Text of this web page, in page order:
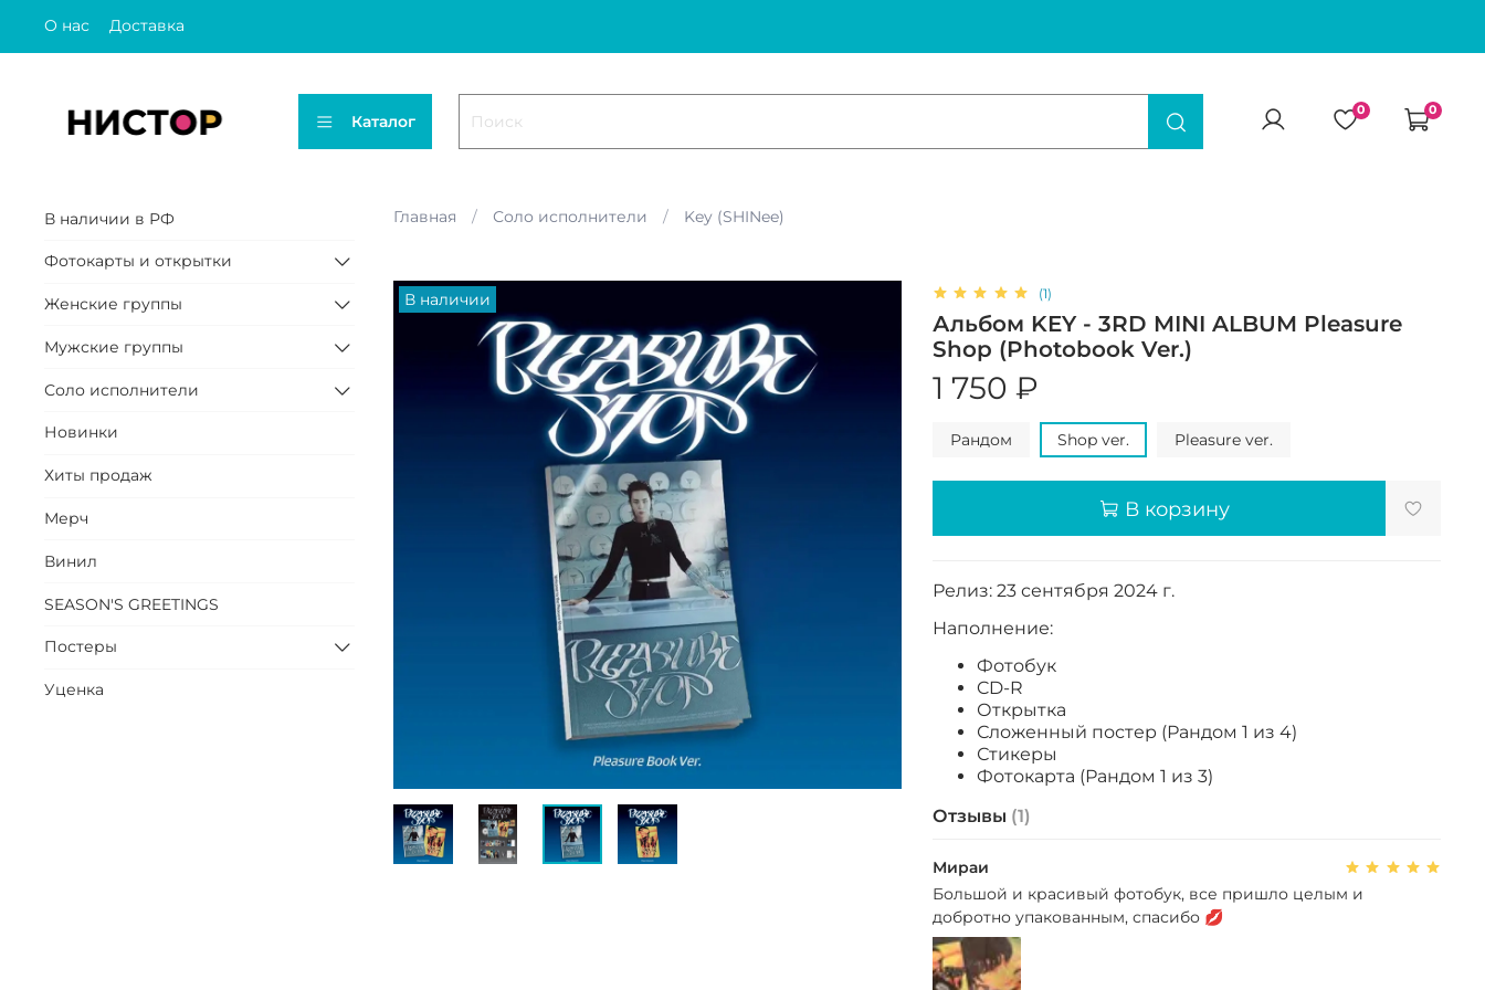
О нас Доставка
Каталог
0 0
Главная Соло исполнители Key (SHINee)
В наличии (1)
Альбом KEY - 3RD MINI ALBUM Pleasure
Shop (Photobook Ver.)
1 750 ₽
Рандом Shop ver. Pleasure ver.
В корзину
Релиз: 23 сентября 2024 г.
Наполнение:
Фотобук
CD-R
Открытка
Сложенный постер (Рандом 1 из 4)
Стикеры
Фотокарта (Рандом 1 из 3)
Отзывы (1)
Мираи
Большой и красивый фотобук, все пришло целым и
добротно упакованным, спасибо 💋
В наличии в РФ
Фотокарты и открытки
Женские группы
Мужские группы
Соло исполнители
Новинки
Хиты продаж
Мерч
Винил
SEASON'S GREETINGS
Постеры
Уценка